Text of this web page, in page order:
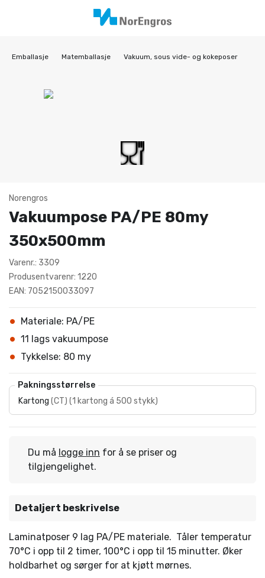
Emballasje Matemballasje Vakuum, sous vide- og kokeposer
Norengros
Vakuumpose PA/PE 80my
350x500mm
Varenr.: 3309
Produsentvarenr: 1220
EAN: 7052150033097
Materiale: PA/PE
11 lags vakuumpose
Tykkelse: 80 my
Pakningsstørrelse
Kartong (CT) (1 kartong á 500 stykk)
Du må logge inn for å se priser og
tilgjengelighet.
Detaljert beskrivelse
Laminatposer 9 lag PA/PE materiale. Tåler temperatur
70°C i opp til 2 timer, 100°C i opp til 15 minutter. Øker
holdbarhet og sørger for at kjøtt mørnes.